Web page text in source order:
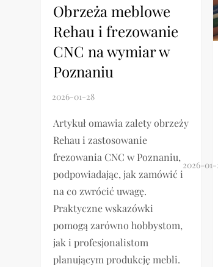
Obrzeża meblowe
Rehau i frezowanie
CNC na wymiar w
Poznaniu
Artykuł omawia zalety obrzeży
Rehau i zastosowanie
frezowania CNC w Poznaniu,
podpowiadając, jak zamówić i
na co zwrócić uwagę.
Praktyczne wskazówki
pomogą zarówno hobbystom,
jak i profesjonalistom
planującym produkcję mebli.